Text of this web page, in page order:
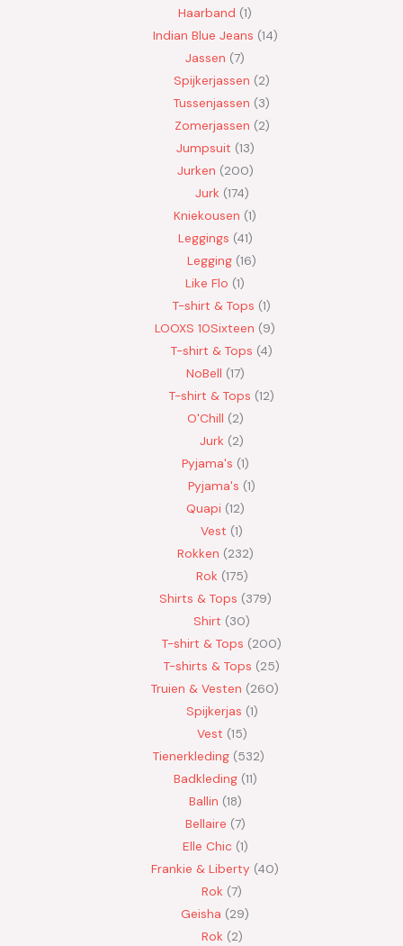
Haarband 1
Indian Blue Jeans 14
Jassen 7
Spijkerjassen
2
Tussenjassen
3
Zomerjassen 2
Jumpsuit 13
Jurken 200
Jurk 174
Kniekousen 1
Leggings 41
Legging 16
Like Flo 1
T-shirt & Tops 1
LOOXS 10Sixteen
9
T-shirt & Tops 4
NoBell 17
T-shirt & Tops 12
O'Chill 2
Jurk 2
Pyjama's 1
Pyjama's 1
Quapi 12
Vest 1
Rokken 232
Rok 175
Shirts & Tops 379
Shirt
30
T-shirt & Tops
200
T-shirts & Tops
25
Truien & Vesten
260
Spijkerjas 1
Vest 15
Tienerkleding 532
Badkleding 11
Ballin 18
Bellaire 7
Elle Chic 1
Frankie & Liberty 40
Rok 7
Geisha
29
Rok 2